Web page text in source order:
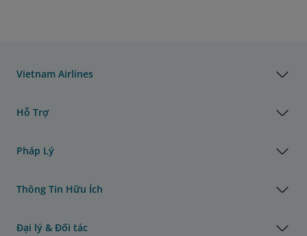
Vietnam Airlines
Hỗ Trợ
Pháp Lý
Thông Tin Hữu Ích
Đại lý & Đối tác